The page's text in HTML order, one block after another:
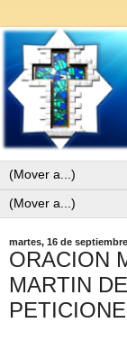
martes, 16 de
ORACION
MARTIN